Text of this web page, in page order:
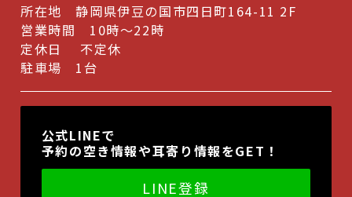
所在地 静岡県伊豆の国市四日町164-11 2F
営業時間 10時～22時
定休日 不定休
駐車場 1台
公式LINEで
予約の空き情報や耳寄り情報をGET！
LINE登録